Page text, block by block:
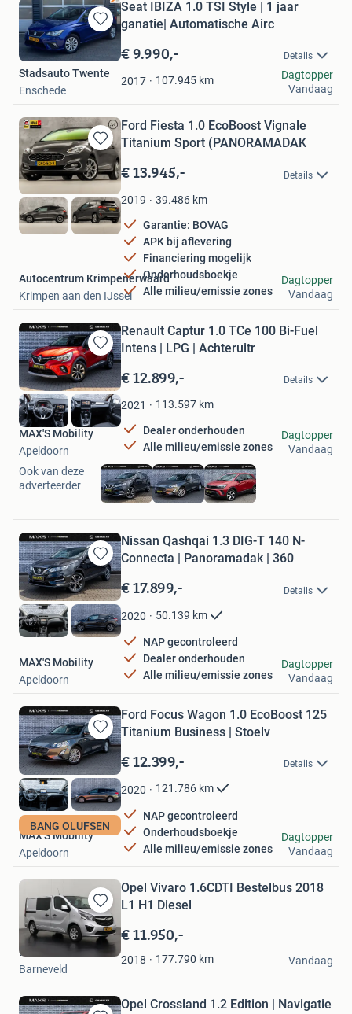
Bewaren
in
Mijn
Favorieten
Seat IBIZA 1.0 TSI Style | 1 jaar
ganatie| Automatische Airc
€ 9.990,- Details
2017 107.945 km
Stadsauto Twente
Enschede
Dagtopper
Vandaag
Bewaren
in
Mijn
Favorieten
Ford Fiesta 1.0 EcoBoost Vignale
Titanium Sport (PANORAMADAK
€ 13.945,- Details
2019 39.486 km
Garantie: BOVAG
APK bij aflevering
Financiering mogelijk
Onderhoudsboekje
Alle milieu/emissie zones
Autocentrum Krimpenerwaard
Krimpen aan den IJssel
Dagtopper
Vandaag
Bewaren
in
Mijn
Favorieten
Renault Captur 1.0 TCe 100 Bi-Fuel
Intens | LPG | Achteruitr
€ 12.899,- Details
2021 113.597 km
Dealer onderhouden
Alle milieu/emissie zones
MAX'S Mobility
Apeldoorn
Dagtopper
Vandaag
Ook van deze
adverteerder
Bewaren
in
Mijn
Favorieten
Nissan Qashqai 1.3 DIG-T 140 N-
Connecta | Panoramadak | 360
€ 17.899,- Details
2020 50.139 km
NAP gecontroleerd
Dealer onderhouden
Alle milieu/emissie zones
MAX'S Mobility
Apeldoorn
Dagtopper
Vandaag
Bewaren
in
Mijn
Favorieten
BANG OLUFSEN
Ford Focus Wagon 1.0 EcoBoost 125
Titanium Business | Stoelv
€ 12.399,- Details
2020 121.786 km
NAP gecontroleerd
Onderhoudsboekje
Alle milieu/emissie zones
MAX'S Mobility
Apeldoorn
Dagtopper
Vandaag
Bewaren
in
Mijn
Favorieten
Opel Vivaro 1.6CDTI Bestelbus 2018
L1 H1 Diesel
€ 11.950,-
2018 177.790 km
Dutchvans.com
Barneveld
Vandaag
Opel Crossland 1.2 Edition | Navigatie